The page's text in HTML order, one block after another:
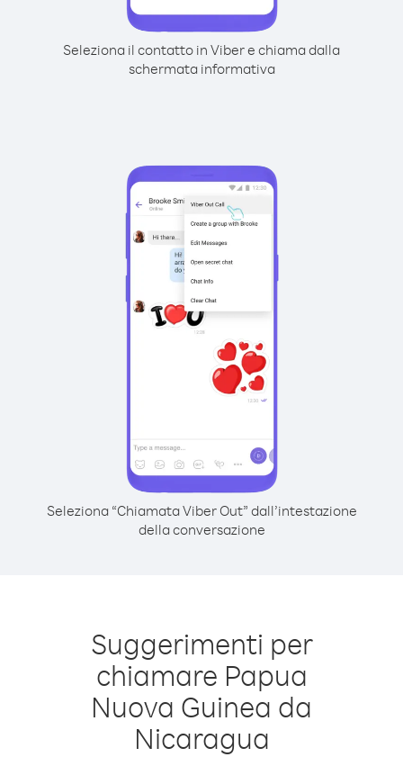
Seleziona il contatto in Viber e chiama dalla
schermata informativa
Seleziona “Chiamata Viber Out” dall’intestazione
della conversazione
Suggerimenti per
chiamare Papua
Nuova Guinea da
Nicaragua